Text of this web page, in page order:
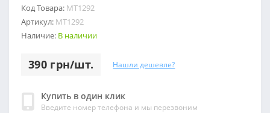
Код Товара: МТ1292
Артикул: МТ1292
Наличие: В наличии
390 грн/шт. Нашли дешевле?
Купить в один клик
Введите номер телефона и мы перезвоним